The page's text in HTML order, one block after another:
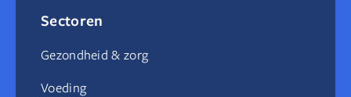
Sectoren
Gezondheid & zorg
Voeding